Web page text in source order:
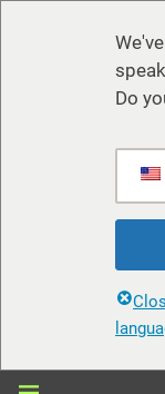
Do
Zum